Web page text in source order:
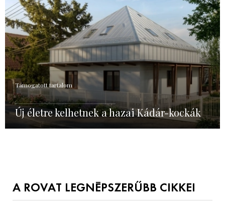
Támogatott tartalom
Új életre kelhetnek a hazai Kádár-kockák
A ROVAT LEGNÉPSZERŰBB CIKKEI